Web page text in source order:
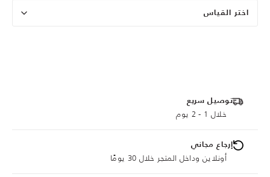
اختر القياس
توصيل سريع
خلال 1 - 2 يوم
إرجاع مجاني
أونلاين وداخل المتجر خلال 30 يومًا